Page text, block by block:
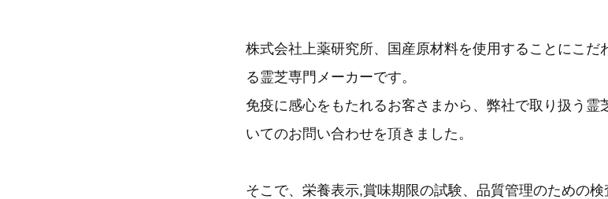
株式会社上薬研究所、国産原材料を使用することにこだ
る霊芝専門メーカーです。
免疫に感心をもたれるお客さまから、弊社で取り扱う霊
いてのお問い合わせを頂きました。
そこで、栄養表示,賞味期限の試験、品質管理のための